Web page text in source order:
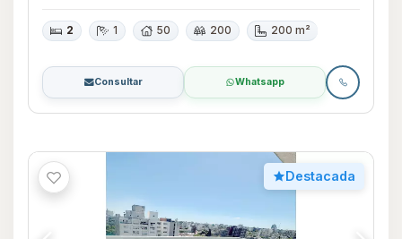
2 1 50 200 200 m²
Consultar Whatsapp
Destacada